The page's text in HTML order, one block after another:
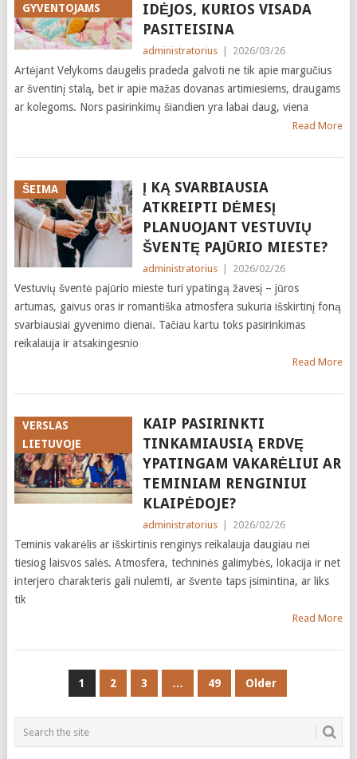
GYVENTOJAMS
IDĖJOS, KURIOS VISADA
PASITEISINA
administratorius 2026/03/26
Artėjant Velykoms daugelis pradeda galvoti ne tik apie margučius
ar šventinį stalą, bet ir apie mažas dovanas artimiesiems, draugams
ar kolegoms. Nors pasirinkimų šiandien yra labai daug, viena
Read More
ŠEIMA
Į KĄ SVARBIAUSIA
ATKREIPTI DĖMESĮ
PLANUOJANT VESTUVIŲ
ŠVENTĘ PAJŪRIO MIESTE?
administratorius 2026/02/26
Vestuvių šventė pajūrio mieste turi ypatingą žavesį – jūros
artumas, gaivus oras ir romantiška atmosfera sukuria išskirtinį foną
svarbiausiai gyvenimo dienai. Tačiau kartu toks pasirinkimas
reikalauja ir atsakingesnio
Read More
VERSLAS
LIETUVOJE
KAIP PASIRINKTI
TINKAMIAUSIĄ ERDVĘ
YPATINGAM VAKARĖLIUI AR
TEMINIAM RENGINIUI
KLAIPĖDOJE?
administratorius 2026/02/26
Teminis vakarėlis ar išskirtinis renginys reikalauja daugiau nei
tiesiog laisvos salės. Atmosfera, techninės galimybės, lokacija ir net
interjero charakteris gali nulemti, ar šventė taps įsimintina, ar liks
tik
Read More
1 2 3 … 49 Older